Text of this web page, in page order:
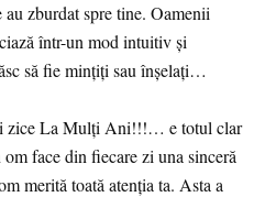
zburdat spre tine. Oamenii
într-un mod intuitiv și
să fie mințiți sau înșelați…
zice La Mulți Ani!!!… e totul clar
face din fiecare zi una sinceră
merită toată atenția ta. Asta a